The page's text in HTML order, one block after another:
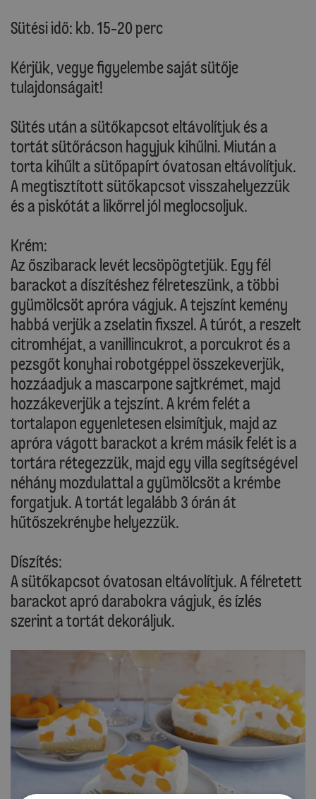
Sütési idő: kb. 15-20 perc
Kérjük, vegye figyelembe saját sütője
tulajdonságait!
Sütés után a sütőkapcsot eltávolítjuk és a
tortát sütőrácson hagyjuk kihűlni. Miután a
torta kihűlt a sütőpapírt óvatosan eltávolítjuk.
A megtisztított sütőkapcsot visszahelyezzük
és a piskótát a likőrrel jól meglocsoljuk.
Krém:
Az őszibarack levét lecsöpögtetjük. Egy fél
barackot a díszítéshez félreteszünk, a többi
gyümölcsöt apróra vágjuk. A tejszínt kemény
habbá verjük a zselatin fixszel. A túrót, a reszelt
citromhéjat, a vanillincukrot, a porcukrot és a
pezsgőt konyhai robotgéppel összekeverjük,
hozzáadjuk a mascarpone sajtkrémet, majd
hozzákeverjük a tejszínt. A krém felét a
tortalapon egyenletesen elsimítjuk, majd az
apróra vágott barackot a krém másik felét is a
tortára rétegezzük, majd egy villa segítségével
néhány mozdulattal a gyümölcsöt a krémbe
forgatjuk. A tortát legalább 3 órán át
hűtőszekrénybe helyezzük.
Díszítés:
A sütőkapcsot óvatosan eltávolítjuk. A félretett
barackot apró darabokra vágjuk, és ízlés
szerint a tortát dekoráljuk.